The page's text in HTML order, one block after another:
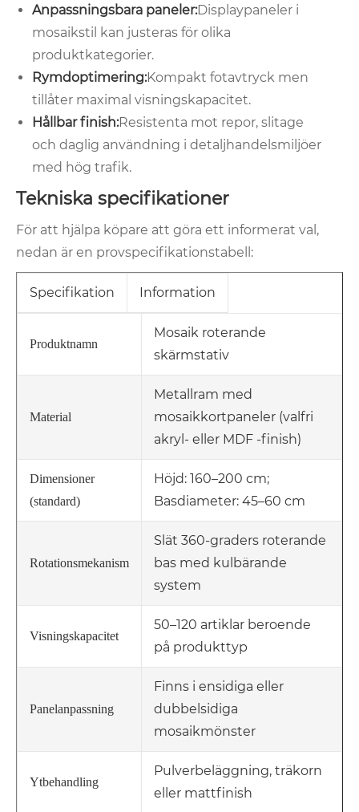
Anpassningsbara paneler:Displaypaneler i
mosaikstil kan justeras för olika
produktkategorier.
Rymdoptimering:Kompakt fotavtryck men
tillåter maximal visningskapacitet.
Hållbar finish:Resistenta mot repor, slitage
och daglig användning i detaljhandelsmiljöer
med hög trafik.
Tekniska specifikationer
För att hjälpa köpare att göra ett informerat val,
nedan är en provspecifikationstabell:
Specifikation Information
Produktnamn
Mosaik roterande
skärmstativ
Material
Metallram med
mosaikkortpaneler (valfri
akryl- eller MDF -finish)
Dimensioner
(standard)
Höjd: 160–200 cm;
Basdiameter: 45–60 cm
Rotationsmekanism
Slät 360-graders roterande
bas med kulbärande
system
Visningskapacitet
50–120 artiklar beroende
på produkttyp
Panelanpassning
Finns i ensidiga eller
dubbelsidiga
mosaikmönster
Ytbehandling
Pulverbeläggning, träkorn
eller mattfinish